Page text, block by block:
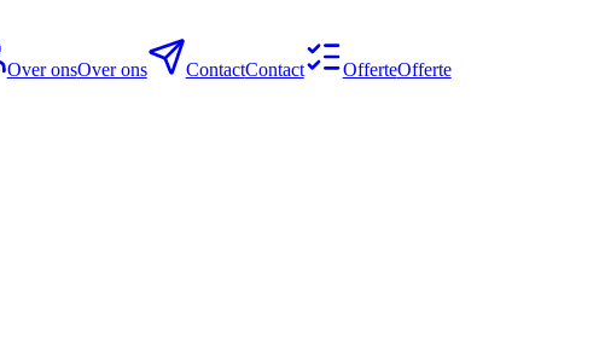
Over onsOver ons ContactContact OfferteOfferte